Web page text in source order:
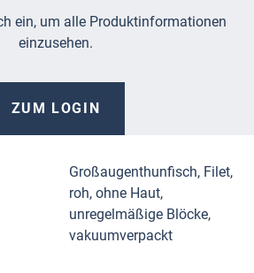
ein, um alle Produktinformationen
einzusehen.
ZUM LOGIN
Großaugenthunfisch, Filet,
roh, ohne Haut,
unregelmäßige Blöcke,
vakuumverpackt